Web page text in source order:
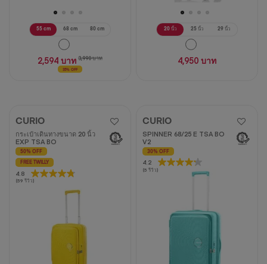
55 cm 68 cm 80 cm
2,594 บาท 3,990 บาท
35% OFF
20 นิ้ว 25 นิ้ว 29 นิ้ว
4,950 บาท
CURIO
กระเป๋าเดินทางขนาด 20 นิ้ว
EXP TSA BO
50% OFF
FREE TWILLY
4.8
(59 รีวิว)
4.8
จาก
CURIO
SPINNER 68/25 E TSA BO
V2
30% OFF
4.2
(5 รีวิว)
4.2
จาก